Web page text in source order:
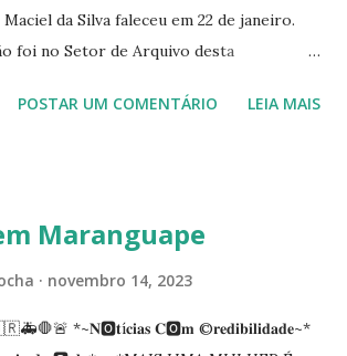
da Silva faleceu em 22 de janeiro.
foi no Setor de Arquivo desta
faleceu em 28 de fevereiro e encerrou a
nesta instituição.
POSTAR UM COMENTÁRIO LEIA MAIS
Maranguape
novembro 14, 2023
*~𝐍🅾️𝐭í𝐜𝐢𝐚𝐬 𝐂🅾️𝐦 ©️𝐫𝐞𝐝𝐢𝐛𝐢𝐥𝐢𝐝𝐚𝐝𝐞~*